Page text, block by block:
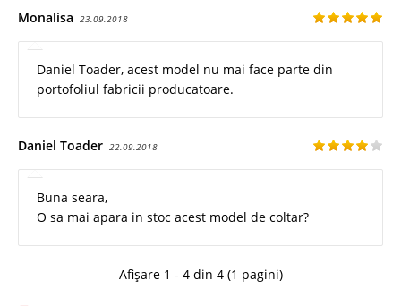
Monalisa 23.09.2018
Daniel Toader, acest model nu mai face parte din
portofoliul fabricii producatoare.
Daniel Toader 22.09.2018
Buna seara,
O sa mai apara in stoc acest model de coltar?
Afișare 1 - 4 din 4 (1 pagini)